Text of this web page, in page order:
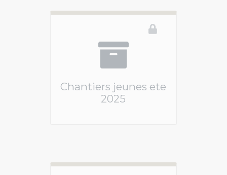
Chantiers jeunes ete
2025